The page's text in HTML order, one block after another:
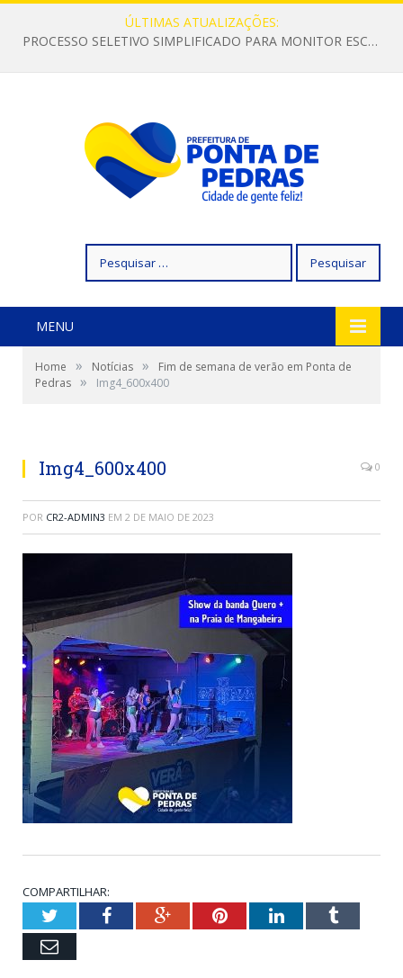
ÚLTIMAS ATUALIZAÇÕES:
PROCESSO SELETIVO SIMPLIFICADO PARA MONITOR ESCOLAR
por:
MENU
Home » Notícias »
Fim de semana de verão em Ponta de
Pedras » Img4_600x400
Img4_600x400 0
POR CR2-ADMIN3 EM 2 DE MAIO DE 2023
COMPARTILHAR:
TwitterFacebookGoogle+PinterestLinkedInTumblr
Email